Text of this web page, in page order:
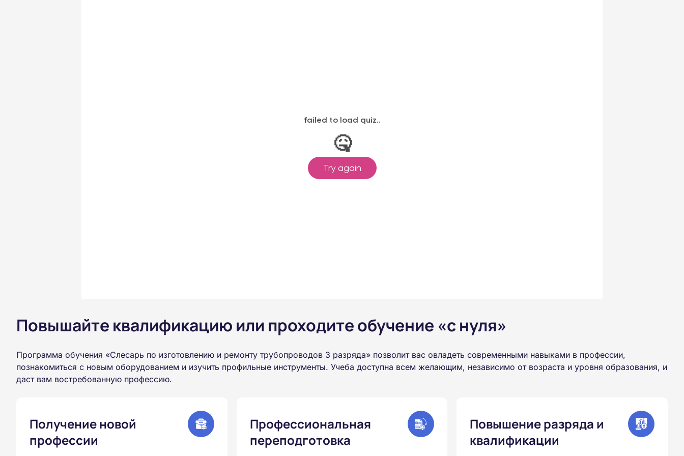
Повышайте квалификацию или проходите обучение «с нуля»
Программа обучения «Слесарь по изготовлению и ремонту трубопроводов 3 разряда» позволит вас овладеть современными навыками в профессии,
познакомиться с новым оборудованием и изучить профильные инструменты. Учеба доступна всем желающим, независимо от возраста и уровня образования, и
даст вам востребованную профессию.
Получение новой
профессии
Профессиональная
переподготовка
Повышение разряда и
квалификации